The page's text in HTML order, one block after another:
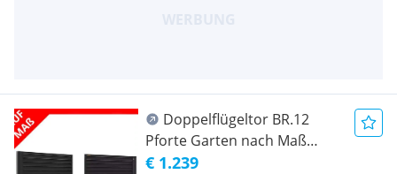
Doppelflügeltor BR.12
Pforte Garten nach Maß
Gartentor Einfahrtstor mit
€ 1.239